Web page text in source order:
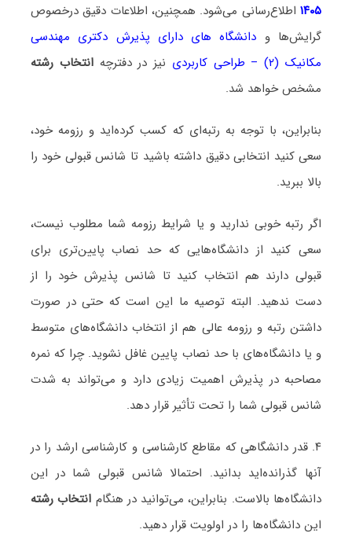
۱۴۰۵ اطلاع‌رسانی می‌شود. همچنین، اطلاعات دقیق درخصوص
گرایش‌ها و دانشگاه‌ های دارای پذیرش دکتری مهندسی
مکانیک (۲) – طراحی کاربردی
نیز در دفترچهانتخاب رشته
مشخص خواهد شد.
بنابراین، با توجه به رتبه‌ای که کسب کرده‌اید و رزومه خود،
سعی کنید انتخابی دقیق داشته باشید تا شانس قبولی خود را
بالا ببرید.
اگر رتبه خوبی ندارید و یا شرایط رزومه شما مطلوب نیست،
سعی کنید از دانشگاه‌هایی که حد نصاب پایین‌تری برای
قبولی دارند هم انتخاب کنید تا شانس پذیرش خود را از
دست ندهید. البته توصیه ما این است که حتی در صورت
داشتن رتبه و رزومه عالی هم از انتخاب دانشگاه‌های متوسط
و یا دانشگاه‌های با حد نصاب پایین غافل نشوید. چرا که نمره
مصاحبه در پذیرش اهمیت زیادی دارد و می‌تواند به شدت
شانس قبولی شما را تحت تأثیر قرار دهد.
۴. قدر دانشگاهی که مقاطع کارشناسی و کارشناسی ارشد را در
آنها گذرانده‌اید بدانید. احتمالا شانس قبولی شما در این
دانشگاه‌ها بالاست. بنابراین، می‌توانید در هنگام انتخاب رشته
این دانشگاه‌ها را در اولویت قرار دهید.